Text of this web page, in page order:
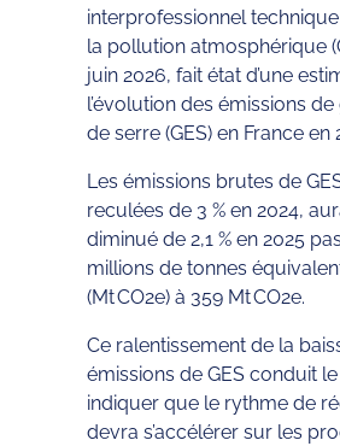
interprofessionnel technique
la pollution atmosphérique
juin 2026, fait état d’une
l’évolution des émissions
de serre (GES) en France en
Les émissions brutes de
reculées de 3 % en 2024,
diminué de 2,1 % en 2025
millions de tonnes
(Mt CO2e) à 359 Mt CO2e.
Ce ralentissement de la
émissions de GES conduit le
indiquer que le rythme de
devra s’accélérer sur les